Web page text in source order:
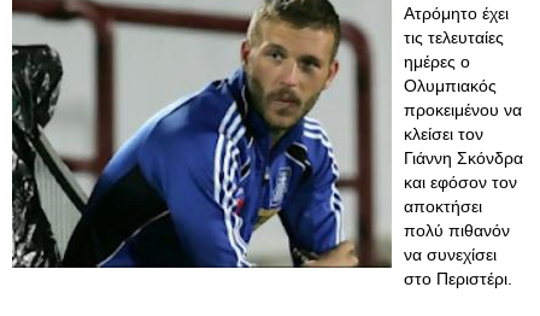
Ατρόμητο έχει
τις τελευταίες
ημέρες ο
Ολυμπιακός
προκειμένου να
κλείσει τον
Γιάννη Σκόνδρα
και εφόσον τον
αποκτήσει
πολύ πιθανόν
να συνεχίσει
στο Περιστέρι.